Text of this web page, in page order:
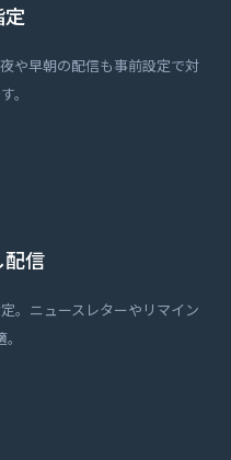
定
や早朝の配信も事前設定で対
。
信
。ニュースレターやリマイン